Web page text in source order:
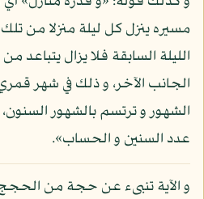
مسيره ينزل كل ليلة منزلا من تلك
الليلة السابقة فلا يزال
الجانب الآخر، و ذلك في شهر
الشهور و ترتسم بالشهور
عدد السنين و الحساب».
و الآية تنبىء عن حجة من الحجج